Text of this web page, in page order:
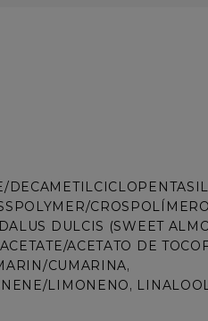
DULCIS (SWEET
ACETATO DE
CUMARINA,
LIMONENO,